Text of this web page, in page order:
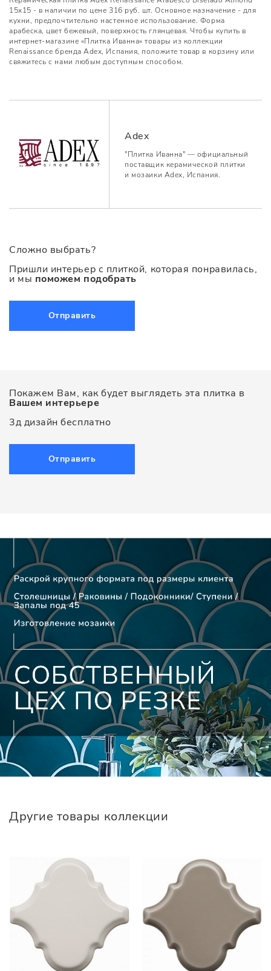
15x15 - в наличии по цене 316 руб. шт. Основное назначение - для
кухни, предпочтительно настенное использование. Форма
арабеска, цвет бежевый, поверхность глянцевая. Чтобы купить в
интернет-магазине «Плитка Иванна» товары из коллекции
Renaissance бренда Adex, Испания, положите товар в корзину или
свяжитесь с нами любым доступным способом.
Adex
"Плитка Иванна" — официальный
поставщик керамической плитки
и мозаики Adex, Испания.
Сложно выбрать?
Пришли интерьер с плиткой, которая понравилась,
и мы поможем подобрать
Отправить
Покажем Вам, как будет выглядеть эта плитка в
Вашем интерьере
3д дизайн бесплатно
Отправить
Другие товары коллекции